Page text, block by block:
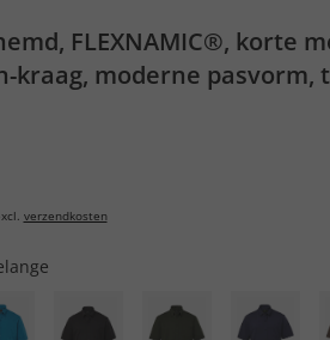
FLEXNAMIC®, korte
kraag, moderne pasvorm,
verzendkosten